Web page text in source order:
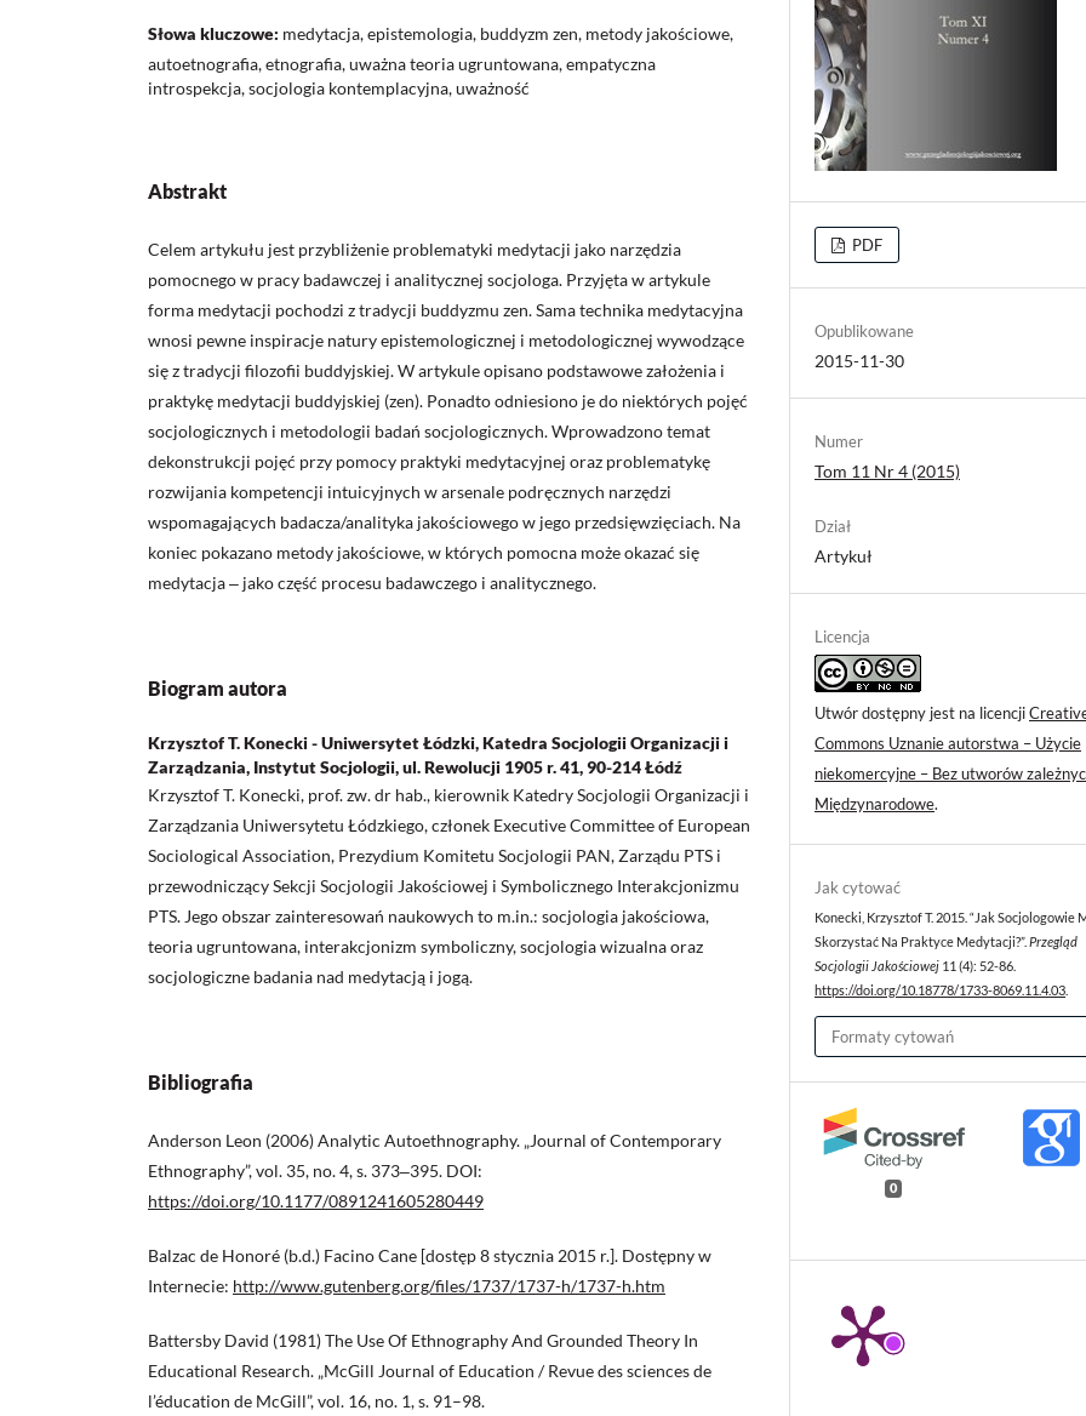
Słowa kluczowe: medytacja, epistemologia, buddyzm zen, metody jakościowe,
autoetnografia, etnografia, uważna teoria ugruntowana, empatyczna
introspekcja, socjologia kontemplacyjna, uważność
Abstrakt
Celem artykułu jest przybliżenie problematyki medytacji jako narzędzia
pomocnego w pracy badawczej i analitycznej socjologa. Przyjęta w artykule
forma medytacji pochodzi z tradycji buddyzmu zen. Sama technika medytacyjna
wnosi pewne inspiracje natury epistemologicznej i metodologicznej wywodzące
się z tradycji filozofii buddyjskiej. W artykule opisano podstawowe założenia i
praktykę medytacji buddyjskiej (zen). Ponadto odniesiono je do niektórych pojęć
socjologicznych i metodologii badań socjologicznych. Wprowadzono temat
dekonstrukcji pojęć przy pomocy praktyki medytacyjnej oraz problematykę
rozwijania kompetencji intuicyjnych w arsenale podręcznych narzędzi
wspomagających badacza/analityka jakościowego w jego przedsięwzięciach. Na
koniec pokazano metody jakościowe, w których pomocna może okazać się
medytacja ‒ jako część procesu badawczego i analitycznego.
Biogram autora
Krzysztof T. Konecki - Uniwersytet Łódzki, Katedra Socjologii Organizacji i
Zarządzania, Instytut Socjologii, ul. Rewolucji 1905 r. 41, 90-214 Łódź
Krzysztof T. Konecki, prof. zw. dr hab., kierownik Katedry Socjologii Organizacji i
Zarządzania Uniwersytetu Łódzkiego, członek Executive Committee of European
Sociological Association, Prezydium Komitetu Socjologii PAN, Zarządu PTS i
przewodniczący Sekcji Socjologii Jakościowej i Symbolicznego Interakcjonizmu
PTS. Jego obszar zainteresowań naukowych to m.in.: socjologia jakościowa,
teoria ugruntowana, interakcjonizm symboliczny, socjologia wizualna oraz
socjologiczne badania nad medytacją i jogą.
Bibliografia
Anderson Leon (2006) Analytic Autoethnography. „Journal of Contemporary
Ethnography”, vol. 35, no. 4, s. 373‒395. DOI:
https://doi.org/10.1177/0891241605280449
Balzac de Honoré (b.d.) Facino Cane [dostęp 8 stycznia 2015 r.]. Dostępny w
Internecie: http://www.gutenberg.org/files/1737/1737-h/1737-h.htm
Battersby David (1981) The Use Of Ethnography And Grounded Theory In
Educational Research. „McGill Journal of Education / Revue des sciences de
l’éducation de McGill”, vol. 16, no. 1, s. 91–98.
PDF
Opublikowane
2015-11-30
Numer
Tom 11 Nr 4 (2015)
Dział
Artykuł
Licencja
Utwór dostępny jest na licencji
Commons Uznanie autorstwa – Użycie
niekomercyjne – Bez utworów
Międzynarodowe.
Jak cytować
Konecki, Krzysztof T. 2015. “Jak Socjologowie
Skorzystać Na Praktyce Medytacji?”. Przegląd
Socjologii Jakościowej 11 (4): 52-86.
https://doi.org/10.18778/1733-8069.11.4.03
Formaty cytowań
0